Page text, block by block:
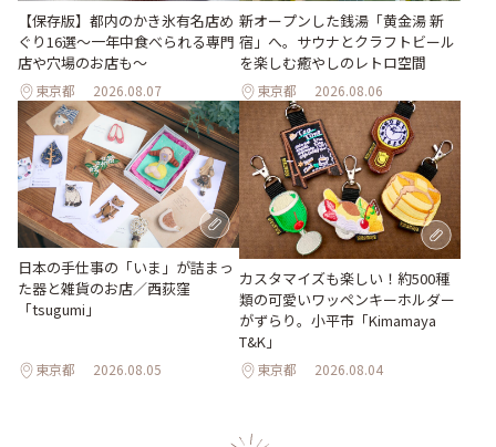
【保存版】都内のかき氷有名店め
ぐり16選～一年中食べられる専門
店や穴場のお店も～
東京都 2026.08.07
新オープンした銭湯「黄金湯 新
宿」へ。サウナとクラフトビール
を楽しむ癒やしのレトロ空間
東京都 2026.08.06
日本の手仕事の「いま」が詰まっ
た器と雑貨のお店／西荻窪
「tsugumi」
東京都 2026.08.05
カスタマイズも楽しい！約500種
類の可愛いワッペンキーホルダー
がずらり。小平市「Kimamaya
T&K」
東京都 2026.08.04